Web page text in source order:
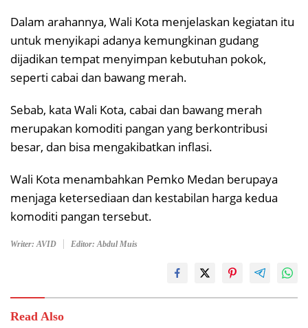
Dalam arahannya, Wali Kota menjelaskan kegiatan itu
untuk menyikapi adanya kemungkinan gudang
dijadikan tempat menyimpan kebutuhan pokok,
seperti cabai dan bawang merah.
Sebab, kata Wali Kota, cabai dan bawang merah
merupakan komoditi pangan yang berkontribusi
besar, dan bisa mengakibatkan inflasi.
Wali Kota menambahkan Pemko Medan berupaya
menjaga ketersediaan dan kestabilan harga kedua
komoditi pangan tersebut.
Writer: AVID Editor: Abdul Muis
Read Also